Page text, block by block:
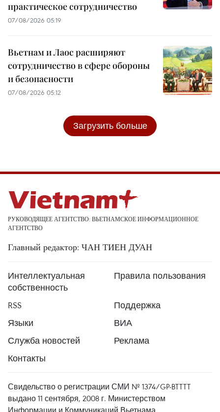
практическое сотрудничество
07/08/2026 05:19
Вьетнам и Лаос расширяют
сотрудничество в сфере обороны
и безопасности
07/08/2026 05:12
Загрузить больше
РУКОВОДЯЩЕЕ АГЕНТСТВО: ВЬЕТНАМСКОЕ ИНФОРМАЦИОННОЕ
АГЕНТСТВО
Главный редактор: ЧАН ТИЕН ДУАН
Интеллектуальная
собственность
Правила пользования
RSS
Поддержка
Языки
ВИА
Служба новостей
Реклама
Контакты
Свидельство о регистрации СМИ № 1374/GP-BTTTT
выдано 11 сентября, 2008 г. Министерством